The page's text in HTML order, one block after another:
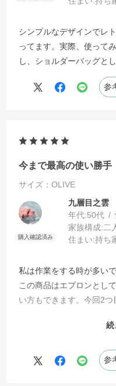
シンプルなデザインでレ
ってます。実際、使って
し、ショルダーバッグと
参
今まで最高の使い勝手
サイズ：OLIVE
九層目之雲
年代:50代
家族構成:二
住まい:持ち
私は作業をする時が多いで
この商品はエプロンとし
い方もできます。今回2
購入後は、ノリが硬めな
す。皆さんもどうぞご使
続
参